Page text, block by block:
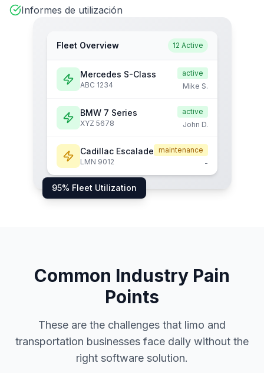
Informes de utilización
Fleet Overview 12 Active
Mercedes S-Class
ABC 1234
active
Mike S.
BMW 7 Series
XYZ 5678
active
John D.
Cadillac Escalade
LMN 9012
maintenance
-
95% Fleet Utilization
Common Industry Pain
Points
These are the challenges that limo and
transportation businesses face daily without the
right software solution.